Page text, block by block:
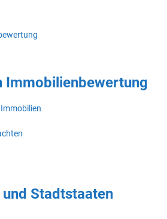
Immobilienbewertung
Stadtstaaten